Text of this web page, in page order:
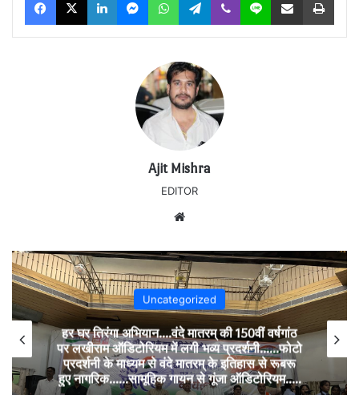
Ajit Mishra
EDITOR
Uncategorized
हर घर तिरंगा अभियान….वंदे मातरम् की 150वीं वर्षगांठ
पर लखीराम ऑडिटोरियम में लगी भव्य प्रदर्शनी……फोटो
प्रदर्शनी के माध्यम से वंदे मातरम् के इतिहास से रूबरू
हुए नागरिक……सामूहिक गायन से गूंजा ऑडिटोरियम…..